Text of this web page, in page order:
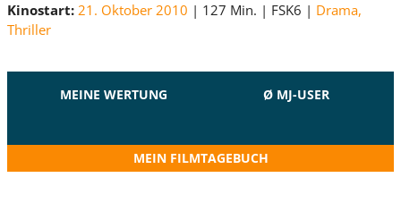
Kinostart: 21. Oktober 2010 127 Min. FSK6 Drama,
Thriller
MEINE WERTUNG Ø MJ-USER
MEIN FILMTAGEBUCH